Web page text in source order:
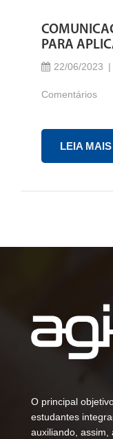
PARA
22/06/2023
Comentários
LEIA MAIS
O principal
estudantes
auxiliando, assim,